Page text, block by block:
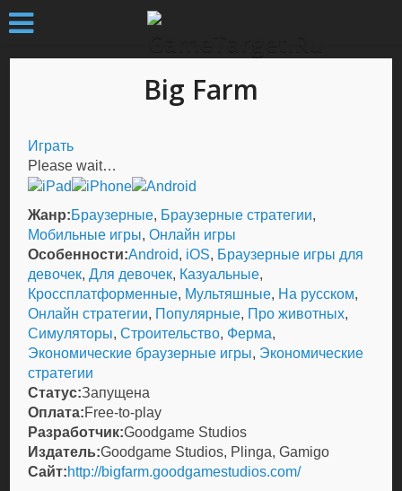
Big Farm
Играть
Please wait…
Жанр:Браузерные, Браузерные стратегии,
Мобильные игры,Онлайн игры
Особенности:Android, iOS, Браузерные игры для
девочек,Для девочек, Казуальные,
Кроссплатформенные, Мультяшные, На русском,
Онлайн стратегии, Популярные, Про животных,
Симуляторы,Строительство, Ферма,
Экономические браузерные игры, Экономические
стратегии
Статус:Запущена
Оплата:Free-to-play
Разработчик:Goodgame Studios
Издатель:Goodgame Studios, Plinga, Gamigo
Сайт:http://bigfarm.goodgamestudios.com/